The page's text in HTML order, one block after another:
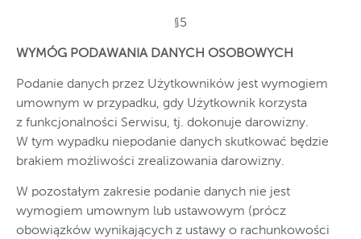
§5
WYMÓG PODAWANIA DANYCH OSOBOWYCH
Podanie danych przez Użytkowników jest wymogiem
umownym w przypadku, gdy Użytkownik korzysta
z funkcjonalności Serwisu, tj. dokonuje darowizny.
W tym wypadku niepodanie danych skutkować będzie
brakiem możliwości zrealizowania darowizny.
W pozostałym zakresie podanie danych nie jest
wymogiem umownym lub ustawowym (prócz
obowiązków wynikających z ustawy o rachunkowości